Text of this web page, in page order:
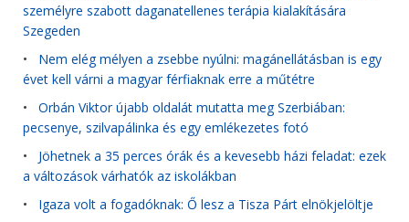
személyre szabott daganatellenes terápia kialakítására
Szegeden
• Nem elég mélyen a zsebbe nyúlni: magánellátásban is egy
évet kell várni a magyar férfiaknak erre a műtétre
• Orbán Viktor újabb oldalát mutatta meg Szerbiában:
pecsenye, szilvapálinka és egy emlékezetes fotó
• Jöhetnek a 35 perces órák és a kevesebb házi feladat: ezek
a változások várhatók az iskolákban
• Igaza volt a fogadóknak: Ő lesz a Tisza Párt elnökjelöltje